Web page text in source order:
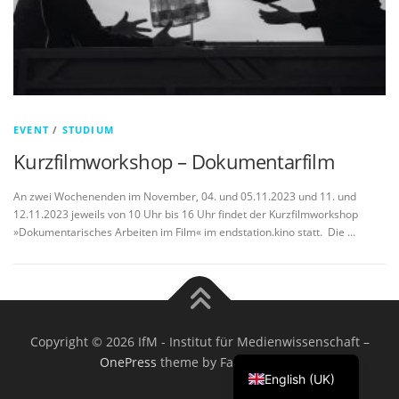
EVENT / STUDIUM
Kurzfilmworkshop – Dokumentarfilm
An zwei Wochenenden im November, 04. und 05.11.2023 und 11. und
12.11.2023 jeweils von 10 Uhr bis 16 Uhr findet der Kurzfilmworkshop
»Dokumentarisches Arbeiten im Film« im endstation.kino statt. Die …
Copyright © 2026 IfM - Institut für Medienwissenschaft –
OnePress theme by FameThemes
English (UK)